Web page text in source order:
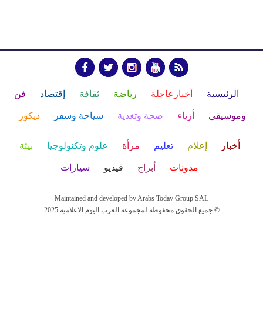
الرئيسية أخبارعاجلة رياضة ثقافة إقتصاد فن
وموسيقى أزياء صحة وتغذية سياحة وسفر ديكور
أخبار إعلام تعليم مرأة علوم وتكنولوجيا بيئة
مدونات أبراج فيديو سيارات
Maintained and developed by Arabs Today Group SAL
جميع الحقوق محفوظة لمجموعة العرب اليوم الاعلامية 2025 ©